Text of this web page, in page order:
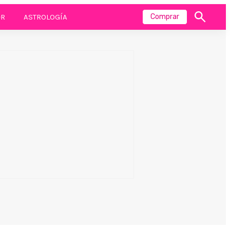
ASTROLOGÍA Comprar
Mostrar